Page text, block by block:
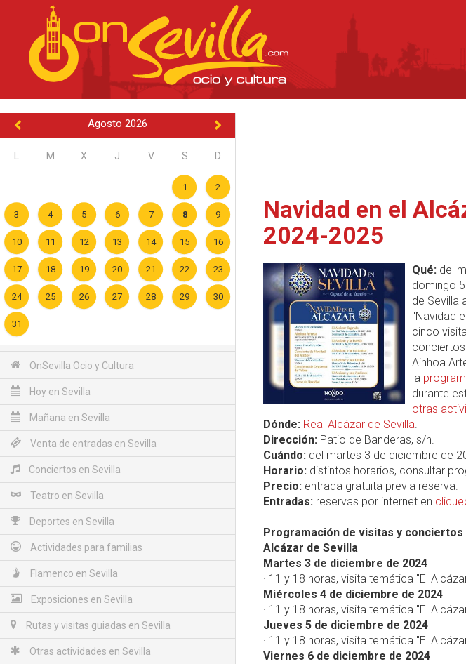
Agosto 2026
M X J V S D
1 2
3 4 5 6 7 8 9
10 11 12 13 14 15 16
17 18 19 20 21 22 23
24 25 26 27 28 29 30
31
OnSevilla Ocio y Cultura
Hoy en Sevilla
Mañana en Sevilla
Venta de entradas en Sevilla
Conciertos en Sevilla
Teatro en Sevilla
Deportes en Sevilla
Actividades para familias
Flamenco en Sevilla
Exposiciones en Sevilla
Rutas y visitas guiadas en Sevilla
Otras actividades en Sevilla
Navidad en el
2024-2025
Qué:del
domingo
de Sevilla
"Navidad
cinco
Ainhoa
la
durante
otras
Dónde: Real Alcázar de Sevilla.
Dirección: Patio de Banderas, s/n.
Cuándo: del martes 3 de diciembre de
Horario: distintos horarios, consultar
Precio: entrada gratuita previa reserva.
Entradas: reservas por internet en
Programación de visitas y conciertos
Alcázar de Sevilla
Martes 3 de diciembre de 2024
· 11 y 18 horas, visita temática "El
Miércoles 4 de diciembre de 2024
· 11 y 18 horas, visita temática "El
Jueves 5 de diciembre de 2024
· 11 y 18 horas, visita temática "El
Viernes 6 de diciembre de 2024